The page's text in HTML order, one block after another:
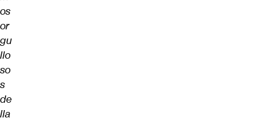
os
or
gu
llo
so
s
de
lla